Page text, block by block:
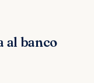
al banco